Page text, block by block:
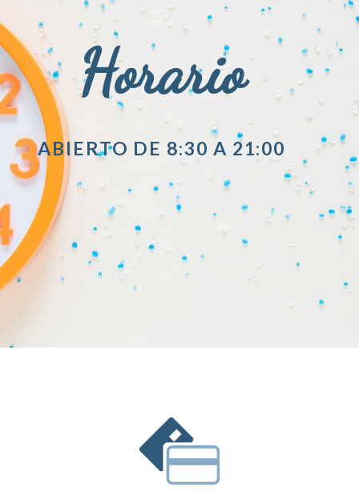
Horario
ABIERTO DE 8:30 A 21:00